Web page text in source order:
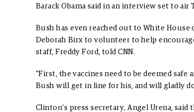
Barack Obama said in an interview set to air
Bush has even reached out to White
Deborah Birx to volunteer to help
staff, Freddy Ford, told CNN.
“First, the vaccines need to be deemed
Bush will get in line for his, and will gladly
Clinton’s press secretary, Angel Urena,